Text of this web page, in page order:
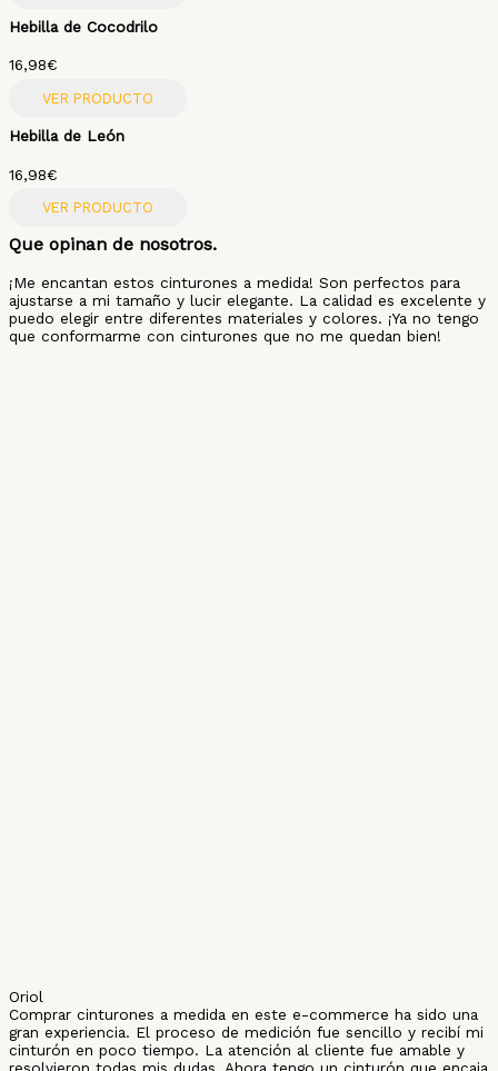
Hebilla de Cocodrilo
16,98€
VER PRODUCTO
Hebilla de León
16,98€
VER PRODUCTO
Que opinan de nosotros.
¡Me encantan estos cinturones a medida! Son perfectos para
ajustarse a mi tamaño y lucir elegante. La calidad es excelente y
puedo elegir entre diferentes materiales y colores. ¡Ya no tengo
que conformarme con cinturones que no me quedan bien!
Oriol
Comprar cinturones a medida en este e-commerce ha sido una
gran experiencia. El proceso de medición fue sencillo y recibí mi
cinturón en poco tiempo. La atención al cliente fue amable y